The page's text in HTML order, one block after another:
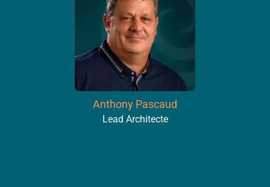
Anthony Pascaud
Lead Architecte